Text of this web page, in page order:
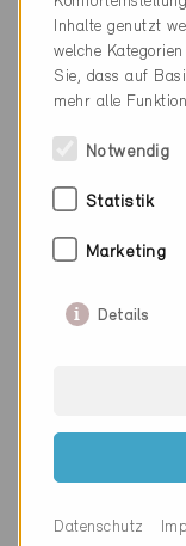
Kanton
Webseite
Kanton
PLZ
Inhalte genutzt
welche
Sie, dass auf
mehr alle
Notwendig
Statistik
Marketing
Details
Datenschutz